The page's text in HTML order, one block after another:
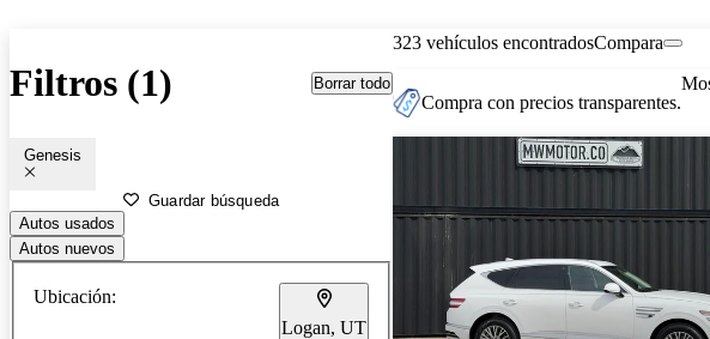
Filtros (1) Borrar todo
Genesis
Guardar búsqueda
Autos usados
Autos nuevos
Ubicación:
Logan, UT
323 vehículos encontradosCompara
Compra con precios transparentes.